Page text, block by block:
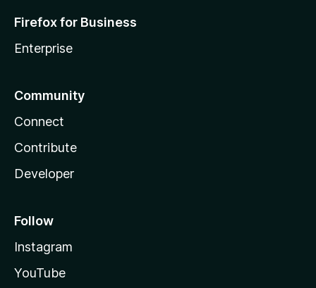
Firefox for Business
Enterprise
Community
Connect
Contribute
Developer
Follow
Instagram
YouTube